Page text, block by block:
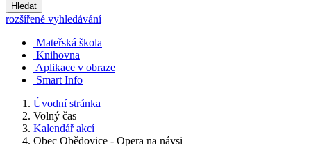
Hledat
rozšířené vyhledávání
Mateřská škola
Knihovna
Aplikace v obraze
Smart Info
Úvodní stránka
Volný čas
Kalendář akcí
Obec Obědovice - Opera na návsi